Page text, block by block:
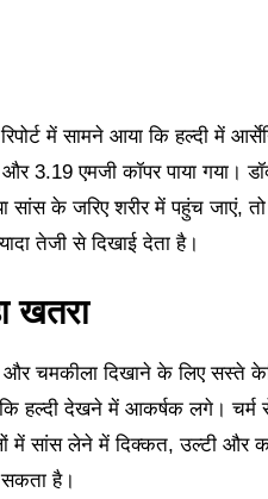
में सामने आया कि हल्दी में
एमजी कॉपर पाया गया।
के जरिए शरीर में पहुंच जाएं,
तेजी से दिखाई देता है।
खतरा
और चमकीला दिखाने के लिए सस्ते
हल्दी देखने में आकर्षक लगे।
सांस लेने में दिक्कत, उल्टी और
है।